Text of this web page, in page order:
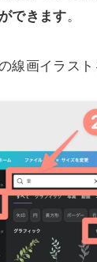
できます。
線画イラス